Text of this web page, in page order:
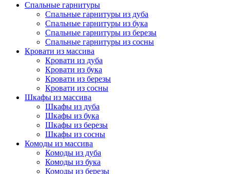
Спальные гарнитуры
Спальные гарнитуры из дуба
Спальные гарнитуры из бука
Спальные гарнитуры из березы
Спальные гарнитуры из сосны
Кровати из массива
Кровати из дуба
Кровати из бука
Кровати из березы
Кровати из сосны
Шкафы из массива
Шкафы из дуба
Шкафы из бука
Шкафы из березы
Шкафы из сосны
Комоды из массива
Комоды из дуба
Комоды из бука
Комоды из березы